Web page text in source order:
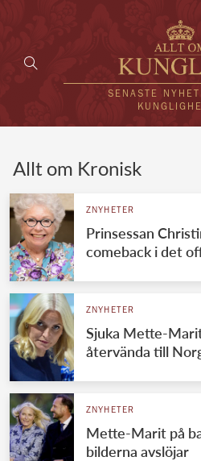
SENASTE
VÄRLDENS
Svenska
Brittiska
Danska
Spanska
Allt om Kronisk
ZNYHETER
Prinsessan
comeback i det
ZNYHETER
Sjuka Mette-
återvända till
ZNYHETER
Mette-Marit på
bilderna avslöjar